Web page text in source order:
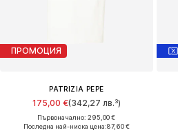
ПРОМОЦИЯ
PATRIZIA PEPE
175,00 €(342,27 лв.³)
Първоначално: 295,00 €
Последна най-ниска цена:87,60 €